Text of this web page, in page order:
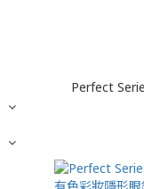
Perfect